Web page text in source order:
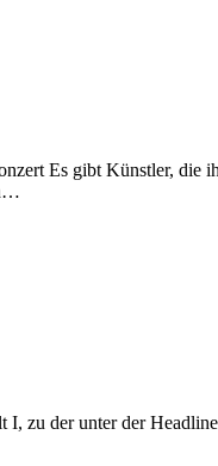
Es gibt Künstler, die
der unter der